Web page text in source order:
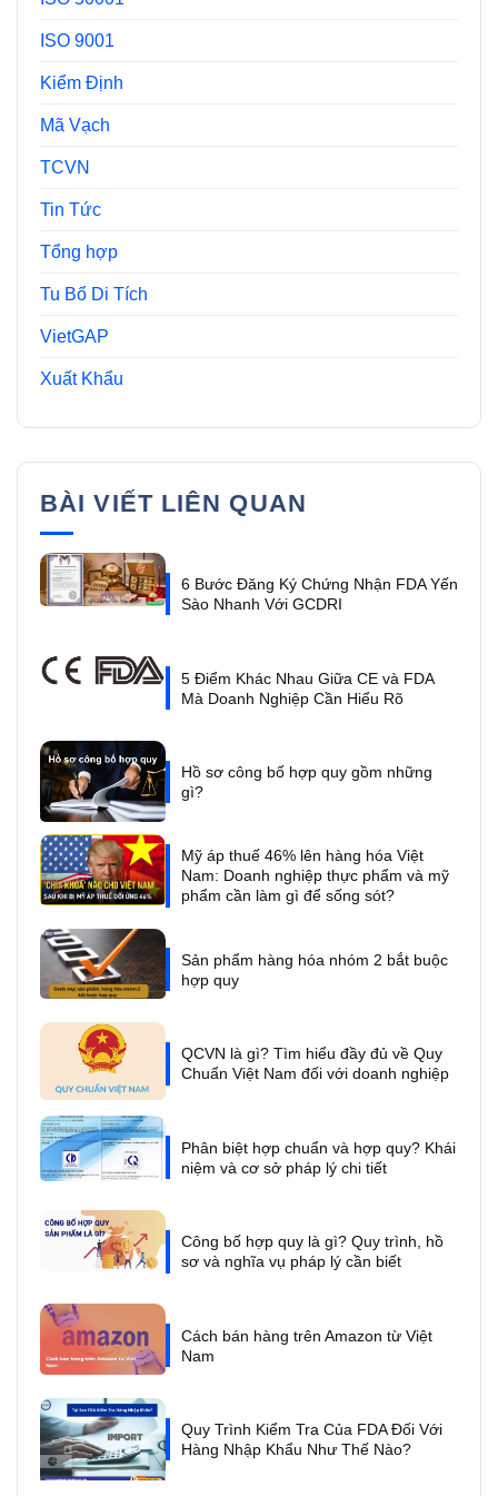
ISO 9001
Kiểm Định
Mã Vạch
TCVN
Tin Tức
Tổng hợp
Tu Bổ Di Tích
VietGAP
Xuất Khẩu
BÀI VIẾT LIÊN QUAN
6 Bước Đăng Ký Chứng Nhận FDA Yến
Sào Nhanh Với GCDRI
5 Điểm Khác Nhau Giữa CE và FDA
Mà Doanh Nghiệp Cần Hiểu Rõ
Hồ sơ công bố hợp quy gồm những
gì?
Mỹ áp thuế 46% lên hàng hóa Việt
Nam: Doanh nghiệp thực phẩm và mỹ
phẩm cần làm gì để sống sót?
Sản phẩm hàng hóa nhóm 2 bắt buộc
hợp quy
QCVN là gì? Tìm hiểu đầy đủ về Quy
Chuẩn Việt Nam đối với doanh nghiệp
Phân biệt hợp chuẩn và hợp quy? Khái
niệm và cơ sở pháp lý chi tiết
Công bố hợp quy là gì? Quy trình, hồ
sơ và nghĩa vụ pháp lý cần biết
Cách bán hàng trên Amazon từ Việt
Nam
Quy Trình Kiểm Tra Của FDA Đối Với
Hàng Nhập Khẩu Như Thế Nào?